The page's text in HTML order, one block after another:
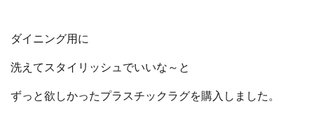
ダイニング用に
洗えてスタイリッシュでいいな～と
ずっと欲しかったプラスチックラグを購入しました。